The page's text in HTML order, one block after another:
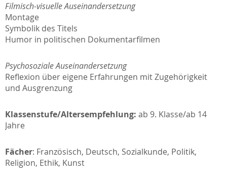
Filmisch-visuelle Auseinandersetzung
Montage
Symbolik des Titels
Humor in politischen Dokumentarfilmen
Psychosoziale Auseinandersetzung
Reflexion über eigene Erfahrungen mit Zugehörigkeit
und Ausgrenzung
Klassenstufe/Altersempfehlung: ab 9. Klasse/ab 14
Jahre
Fächer: Französisch, Deutsch, Sozialkunde, Politik,
Religion, Ethik, Kunst